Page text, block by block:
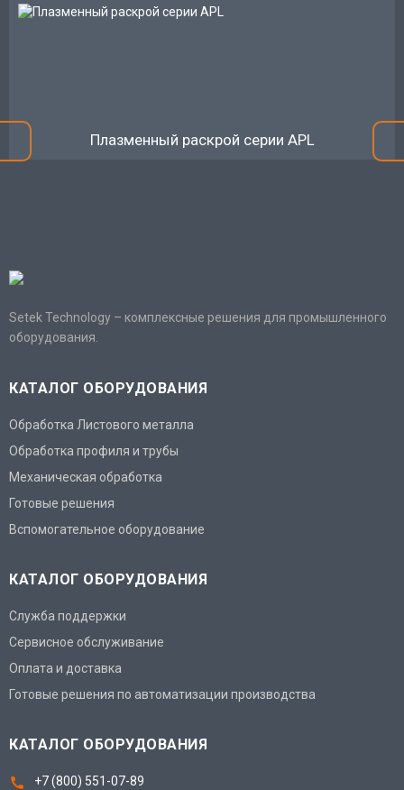
Плазменный раскрой серии APL
Setek Technology – комплексные решения для промышленного
оборудования.
КАТАЛОГ ОБОРУДОВАНИЯ
Обработка Листового металла
Обработка профиля и трубы
Механическая обработка
Готовые решения
Вспомогательное оборудование
КАТАЛОГ ОБОРУДОВАНИЯ
Служба поддержки
Сервисное обслуживание
Оплата и доставка
Готовые решения по автоматизации производства
КАТАЛОГ ОБОРУДОВАНИЯ
+7 (800) 551-07-89